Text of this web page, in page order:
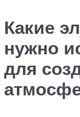
Какие
нужно
для